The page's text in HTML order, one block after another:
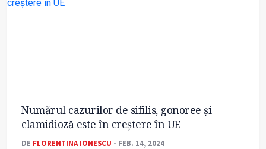
Numărul cazurilor de sifilis, gonoree și
clamidioză este în creștere în UE
DE FLORENTINA IONESCU - FEB. 14, 2024